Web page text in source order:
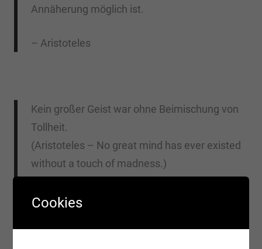
Annäherung möglich ist.
– Aristoteles
Kein großer Geist war ohne Beimischung von
Tollheit.
(Aristoteles – No great mind has ever existed
without a touch of madness.)
– Aristoteles
Cookies